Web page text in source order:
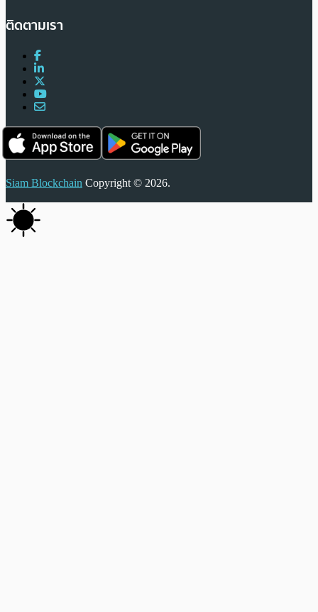
ติดตามเรา
Siam Blockchain Copyright © 2026.